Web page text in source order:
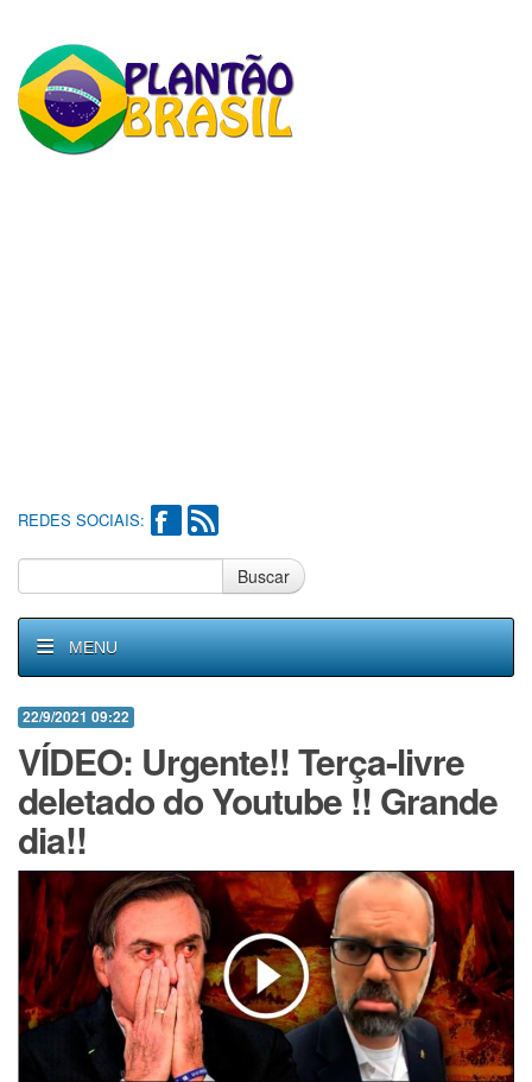
REDES SOCIAIS:
Buscar
MENU
22/9/2021 09:22
VÍDEO: Urgente!! Terça-livre
deletado do Youtube !! Grande
dia!!